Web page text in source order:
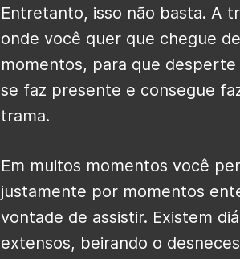
Entretanto, isso não basta. A
onde você quer que chegue
momentos, para que
se faz presente e consegue
trama.
Em muitos momentos você
justamente por momentos
vontade de assistir. Existem
extensos, beirando o